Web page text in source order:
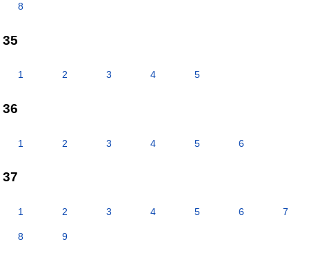
8
35
1 2 3 4 5
36
1 2 3 4 5 6
37
1 2 3 4 5 6 7
8 9